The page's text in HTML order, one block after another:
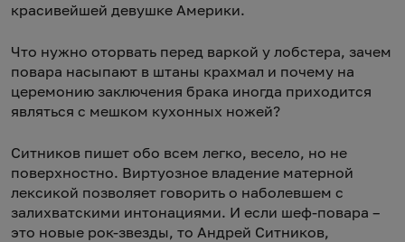
красивейшей девушке Америки.
Что нужно оторвать перед варкой у лобстера, зачем
повара насыпают в штаны крахмал и почему на
церемонию заключения брака иногда приходится
являться с мешком кухонных ножей?
Ситников пишет обо всем легко, весело, но не
поверхностно. Виртуозное владение матерной
лексикой позволяет говорить о наболевшем с
залихватскими интонациями. И если шеф-повара –
это новые рок-звезды, то Андрей Ситников,